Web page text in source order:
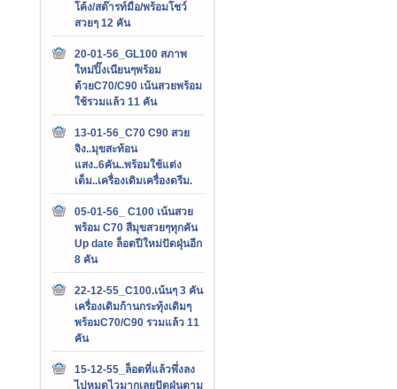
โค้ง/สต๊ารท์มือ/พร้อมโชว์
สวยๆ 12 คัน
20-01-56_GL100 สภาพ
ใหม่ปิ๊งเนียนๆพร้อม
ด้วยC70/C90 เน้นสวยพร้อม
ใช้รวมแล้ว 11 คัน
13-01-56_C70 C90 สวย
จิง..มุขสะท้อน
แสง..6คัน..พร้อมใช้แต่ง
เต็ม..เครื่องเดิมเครื่องดรีม.
05-01-56_ C100 เน้นสวย
พร้อม C70 สีมุขสวยๆทุกคัน
Up date ล็อตปีใหม่ปัดฝุ่นอีก
8 คัน
22-12-55_C100.เน้นๆ 3 คัน
เครื่องเดิมก้านกระทุ้งเดิมๆ
พร้อมC70/C90 รวมแล้ว 11
คัน
15-12-55_ล็อตที่แล้วพึ่งลง
ไปหมดไวมากเลยปัดฝุ่นตาม